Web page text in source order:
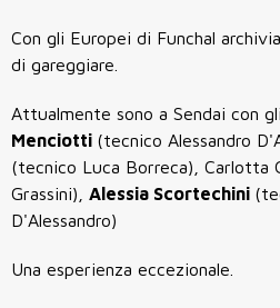
Con gli Europei di Funchal
di gareggiare.
Attualmente sono a Sendai con
Menciotti (tecnico Alessandro
(tecnico Luca Borreca), Carlotta
Grassini), Alessia Scortechini
D'Alessandro)
Una esperienza eccezionale.